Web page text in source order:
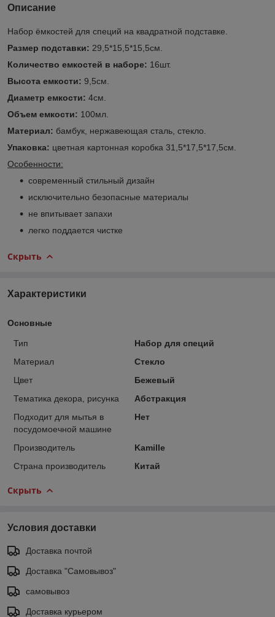
Описание
Набор ёмкостей для специй на квадратной подставке.
Размер подставки: 29,5*15,5*15,5см.
Количество емкостей в наборе: 16шт.
Высота емкости: 9,5см.
Диаметр емкости: 4см.
Объем емкости: 100мл.
Материал: бамбук, нержавеющая сталь, стекло.
Упаковка: цветная картонная коробка 31,5*17,5*17,5см.
Особенности:
современный стильный дизайн
исключительно безопасные материалы
не впитывает запахи
легко поддается чистке
Скрыть
Характеристики
Основные
Тип
Набор для специй
Материал
Стекло
Цвет
Бежевый
Тематика декора, рисунка
Абстракция
Подходит для мытья в
посудомоечной машине
Нет
Производитель
Kamille
Страна производитель
Китай
Скрыть
Условия доставки
Доставка почтой
Доставка "Самовывоз"
самовывоз
Доставка курьером